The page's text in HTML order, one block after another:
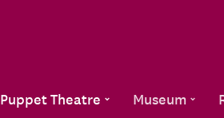
Puppet Theatre Museum